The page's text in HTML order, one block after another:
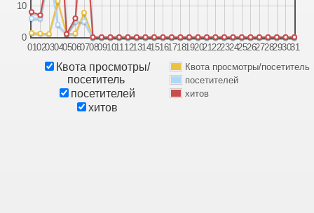
01020304050607080910111213141516171819202122232425262728293031
0
10
Квота просмотры/посетитель
посетителей
хитов
Квота просмотры/
посетитель
посетителей
хитов